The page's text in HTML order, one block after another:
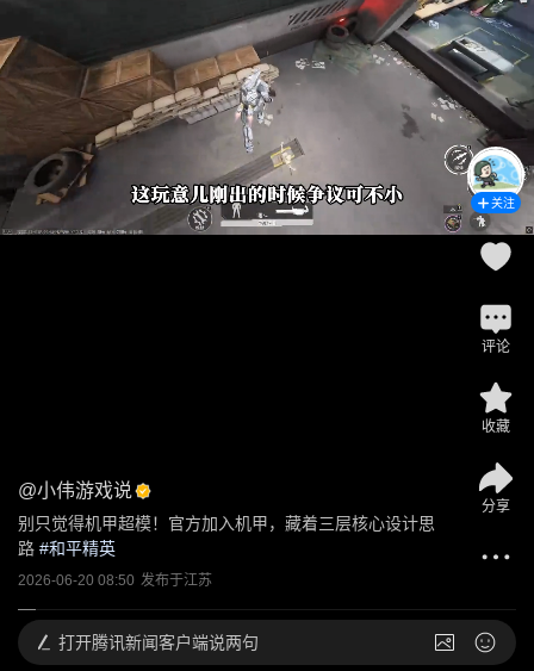
@小伟游戏说
别只觉得机甲超模！官方加入机甲，藏着三层核心设计思
路 #和平精英
2026-06-20 08:50 发布于江苏
关注
评论
收藏
分享
打开腾讯新闻客户端说两句